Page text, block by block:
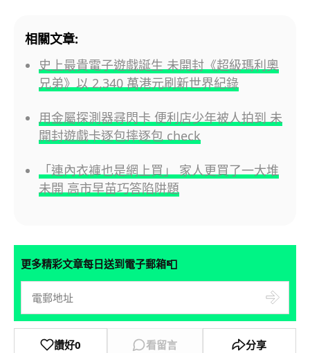
相關文章:
史上最貴電子遊戲誕生 未開封《超級瑪利奧
兄弟》以 2,340 萬港元刷新世界紀錄
用金屬探測器尋閃卡 便利店少年被人拍到 未
開封遊戲卡逐包摔逐包 check
「連內衣褲也是網上買」 家人更買了一大堆
未開 高市早苗巧答陷阱題
更多精彩文章每日送到電子郵箱📮
讚好0 看留言 分享